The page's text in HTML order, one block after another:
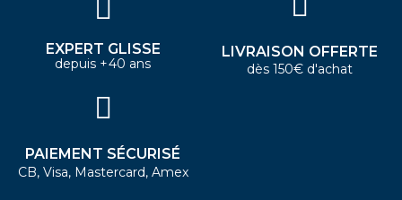
EXPERT GLISSE
depuis +40 ans
LIVRAISON OFFERTE
dès 150€ d'achat
PAIEMENT SÉCURISÉ
CB, Visa, Mastercard, Amex